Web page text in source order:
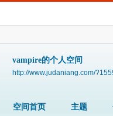
vampire的个人空间
http://www.judaniang.com/
空间首页 主题